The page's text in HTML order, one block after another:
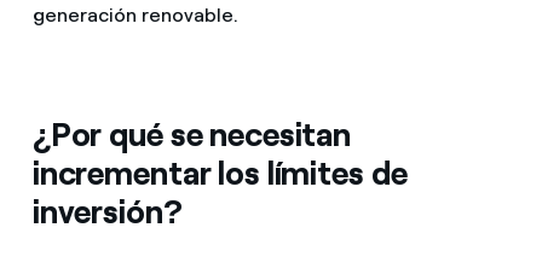
generación renovable.
¿Por qué se necesitan
incrementar los límites de
inversión?